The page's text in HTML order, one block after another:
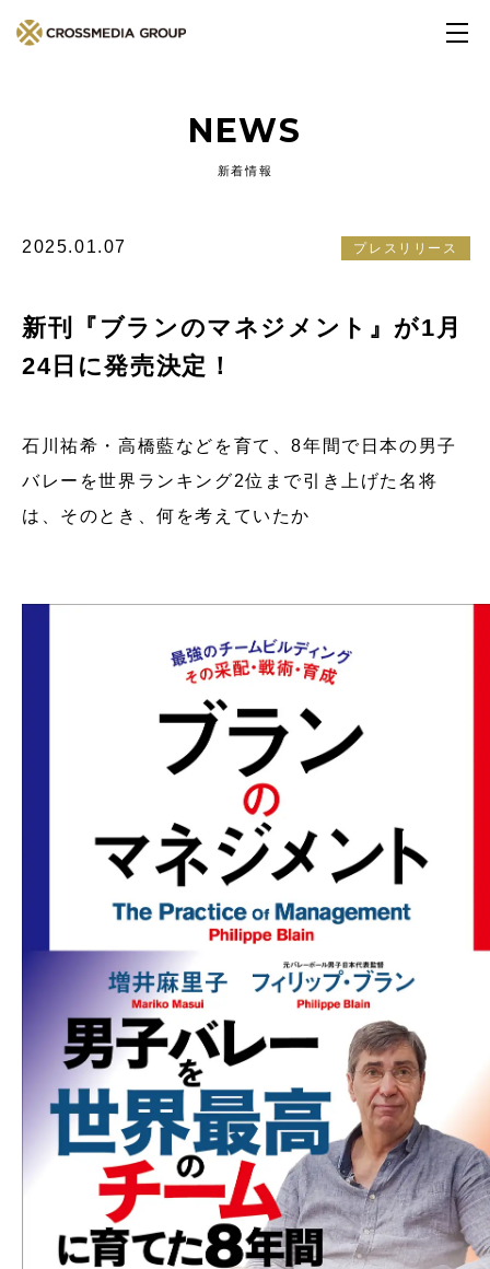
NEWS
新着情報
2025.01.07 プレスリリース
新刊『ブランのマネジメント』が1月
24日に発売決定！
石川祐希・高橋藍などを育て、8年間で日本の男子
バレーを世界ランキング2位まで引き上げた名将
は、そのとき、何を考えていたか